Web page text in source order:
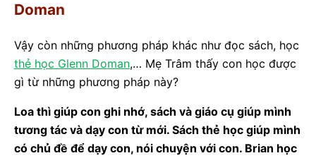
Doman
Vậy còn những phương pháp khác như đọc sách, học
thẻ học Glenn Doman,… Mẹ Trâm thấy con học được
gì từ những phương pháp này?
Loa thì giúp con ghi nhớ, sách và giáo cụ giúp mình
tương tác và dạy con từ mới. Sách thẻ học giúp mình
có chủ đề để dạy con, nói chuyện với con. Brian học